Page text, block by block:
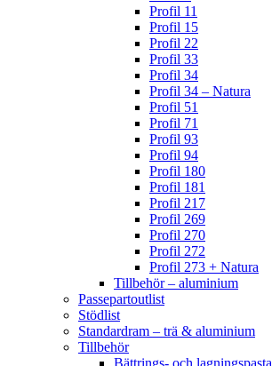
Profil 11
Profil 15
Profil 22
Profil 33
Profil 34
Profil 34 – Natura
Profil 51
Profil 71
Profil 93
Profil 94
Profil 180
Profil 181
Profil 217
Profil 269
Profil 270
Profil 272
Profil 273 + Natura
Tillbehör – aluminium
Passepartoutlist
Stödlist
Standardram – trä & aluminium
Tillbehör
Bättrings- och lagningspasta